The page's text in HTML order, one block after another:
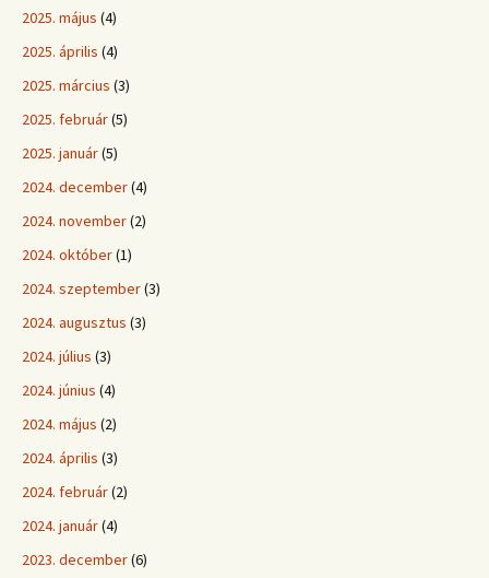
2025. május (4)
2025. április (4)
2025. március (3)
2025. február(5)
2025. január(5)
2024. december(4)
2024. november(2)
2024. október(1)
2024. szeptember(3)
2024. augusztus (3)
2024. július (3)
2024. június (4)
2024. május (2)
2024. április (3)
2024. február(2)
2024. január(4)
2023. december(6)